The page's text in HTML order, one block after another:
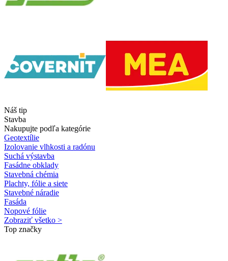
Náš tip
Stavba
Nakupujte podľa kategórie
Geotextílie
Izolovanie vlhkosti a radónu
Suchá výstavba
Fasádne obklady
Stavebná chémia
Plachty, fólie a siete
Stavebné náradie
Fasáda
Nopové fólie
Zobraziť všetko >
Top značky